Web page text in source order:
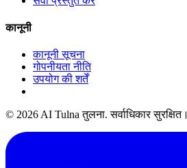
कानूनी
कानूनी सूचना
गोपनीयता नीति
उपयोग की शर्तें
© 2026 AI Tulna तुलना. सर्वाधिकार सुरक्षित।